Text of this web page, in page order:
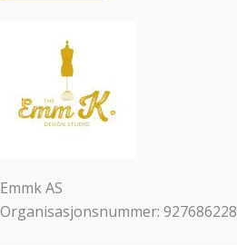
Emmk AS
Organisasjonsnummer: 927686228